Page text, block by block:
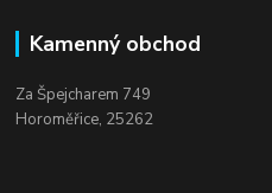
Kamenný obchod
Za Špejcharem 749
Horoměřice, 25262